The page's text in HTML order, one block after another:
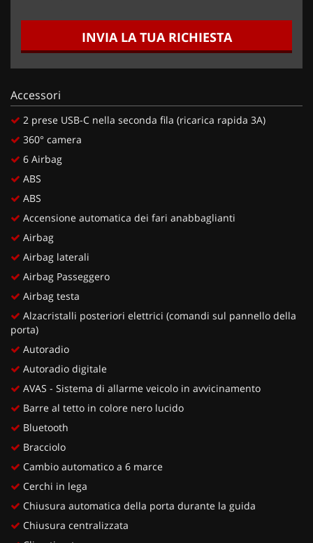
INVIA LA TUA RICHIESTA
Accessori
2 prese USB-C nella seconda fila (ricarica rapida 3A)
360° camera
6 Airbag
ABS
ABS
Accensione automatica dei fari anabbaglianti
Airbag
Airbag laterali
Airbag Passeggero
Airbag testa
Alzacristalli posteriori elettrici (comandi sul pannello della
porta)
Autoradio
Autoradio digitale
AVAS - Sistema di allarme veicolo in avvicinamento
Barre al tetto in colore nero lucido
Bluetooth
Bracciolo
Cambio automatico a 6 marce
Cerchi in lega
Chiusura automatica della porta durante la guida
Chiusura centralizzata